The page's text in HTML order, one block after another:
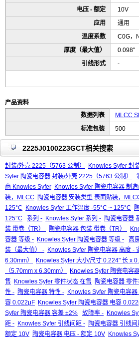
电压 - 额定
10V
应用
通用
温度系数
C0G，
厚度（最大值）
0.098"
引线形式
-
产品资料
数据列表
MLCC
标准包装
500
2225J0100223GCT相关搜索
封装/外壳 2225（5763 公制） Knowles Syfer 封
Syfer 陶瓷电容器 封装/外壳 2225（5763 公制）
商 Knowles Syfer Knowles Syfer 陶瓷电容器 制
装，MLCC
陶瓷电容器 安装类型 表面贴装，
125°C
Knowles Syfer 工作温度 -55°C ~ 125°C
125°C
系列 - Knowles Syfer 系列 - 陶瓷电容器
装 带卷（TR）
陶瓷电容器 包装 带卷（TR）
容器 等级 - Knowles Syfer 陶瓷电容器 等级 - 高
装（最大值） - Knowles Syfer 陶瓷电容器 高度 -
6.30mm）
Knowles Syfer 大小/尺寸 0.224" 长 x
（5.70mm x 6.30mm）
Knowles Syfer 陶瓷电容
售
Knowles Syfer 零件状态 在售 陶瓷电容器 零
性 - 陶瓷电容器 特性 - Knowles Syfer 陶瓷电容器
容 0.022μF Knowles Syfer 陶瓷电容器 电容
Syfer 陶瓷电容器 容差 ±2%
故障率 - Knowles
距 - Knowles Syfer 引线间距 - 陶瓷电容器 引线间
额定 10V 陶瓷电容器 电压 - 额定 10V Knowles